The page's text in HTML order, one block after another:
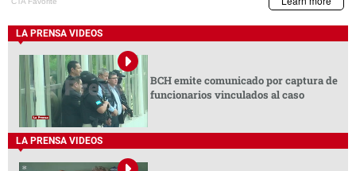
LA PRENSA VIDEOS
BCH emite comunicado por captura de
funcionarios vinculados al caso
LA PRENSA VIDEOS